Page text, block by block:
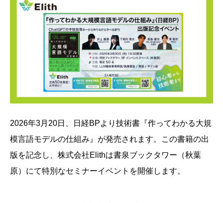
2026年3月20日、日経BPより技術書『作ってわかる大規
模言語モデルの仕組み』が発売されます。この書籍の出
版を記念し、株式会社Elithは書泉ブックタワー（秋葉
原）にて特別なセミナーイベントを開催します。